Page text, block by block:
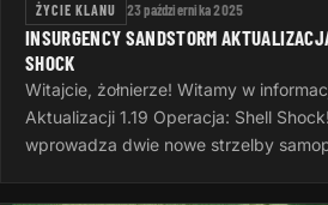
ŻYCIE KLANU 23 października 2025
INSURGENCY SANDSTORM
SHOCK
Witajcie, żołnierze! Witamy w
Aktualizacji 1.19 Operacja: Shell
wprowadza dwie nowe strzelby